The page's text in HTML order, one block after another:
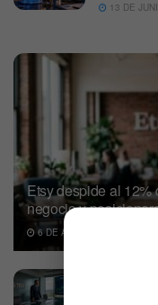
13 DE
Etsy despide al
negocio y
6 DE AGOSTO DE 2026
Los
ocultan